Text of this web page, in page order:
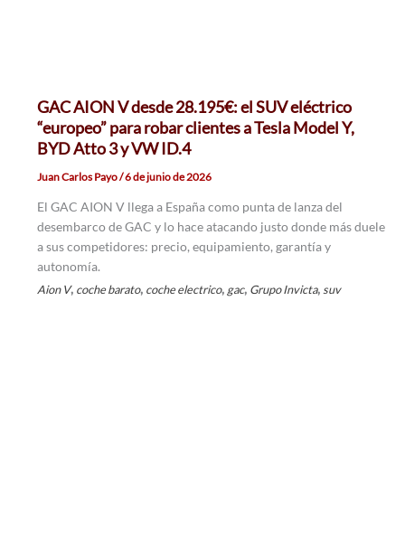
GAC AION V desde 28.195€: el SUV eléctrico
“europeo” para robar clientes a Tesla Model Y,
BYD Atto 3 y VW ID.4
Juan Carlos Payo/6 de junio de 2026
El GAC AION V llega a España como punta de lanza del
desembarco de GAC y lo hace atacando justo donde más duele
a sus competidores: precio, equipamiento, garantía y
autonomía.
Aion V, coche barato, coche electrico, gac, Grupo Invicta,suv